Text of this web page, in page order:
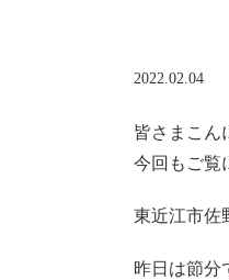
2022.02.04
皆さまこん
今回もご覧
東近江市佐
昨日は節分